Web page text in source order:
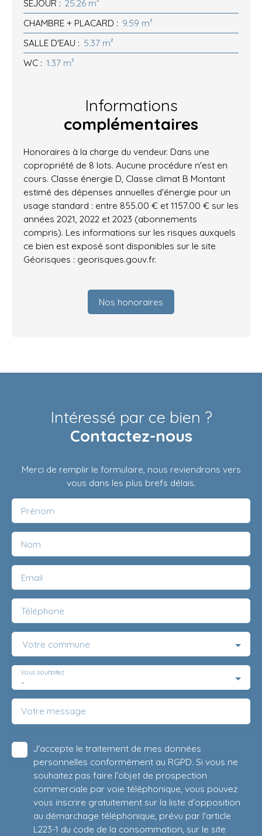
SEJOUR : 25.26 m²
CHAMBRE + PLACARD : 9.59 m²
SALLE D'EAU : 5.37 m²
WC : 1.37 m²
Informations
complémentaires
Honoraires à la charge du vendeur. Dans une
copropriété de 8 lots. Aucune procédure n'est en
cours. Classe énergie D, Classe climat B Montant
estimé des dépenses annuelles d'énergie pour un
usage standard : entre 855.00 € et 1157.00 € sur les
années 2021, 2022 et 2023 (abonnements
compris). Les informations sur les risques auxquels
ce bien est exposé sont disponibles sur le site
Géorisques : georisques.gouv.fr.
Nos honoraires
Intéressé par ce bien ?
Contactez-nous
Merci de remplir le formulaire, nous reviendrons vers
vous dans les plus brefs délais.
Prénom
Nom
Email
Téléphone
Votre commune
-
Vous souhaitez
Votre message
J'accepte le traitement de mes données
personnelles conformément au RGPD. Si vous ne
souhaitez pas faire l'objet de prospection
commerciale par voie téléphonique, vous pouvez
vous inscrire gratuitement sur la liste d'opposition
au démarchage téléphonique, prévu par l'article
L223-1 du code de la consommation, sur le site